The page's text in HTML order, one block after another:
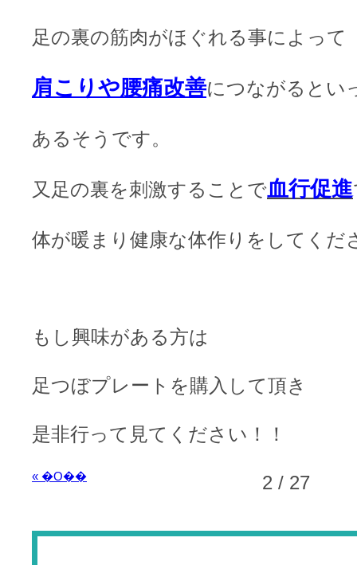
足の裏の筋肉がほぐれる事によって
肩こりや腰痛改善につながるとい
あるそうです。
又足の裏を刺激することで血行促進
体が暖まり健康な体作りをしてくだ
もし興味がある方は
足つぼプレートを購入して頂き
是非行って見てください！！
« �O�� 2 / 27